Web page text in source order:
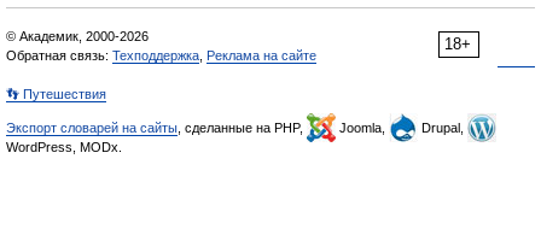
18+
© Академик, 2000-2026
Обратная связь: Техподдержка Реклама на сайте
👣 Путешествия
Экспорт словарей на сайты , сделанные на PHP, Joomla,
Drupal,
WordPress, MODx.